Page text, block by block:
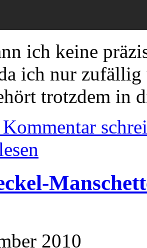
ich keine
ich nur
trotzdem in
2010